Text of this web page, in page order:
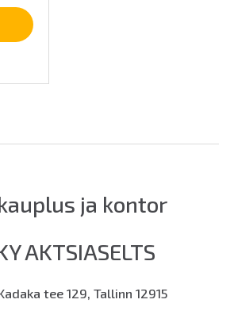
ja kontor
AKTSIASELTS
tee 129, Tallinn 12915